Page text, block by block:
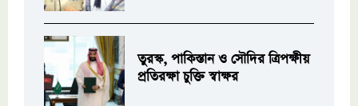
তুরস্ক, পাকিস্তান ও সৌদির ত্রিপক্ষীয়
প্রতিরক্ষা চুক্তি স্বাক্ষর